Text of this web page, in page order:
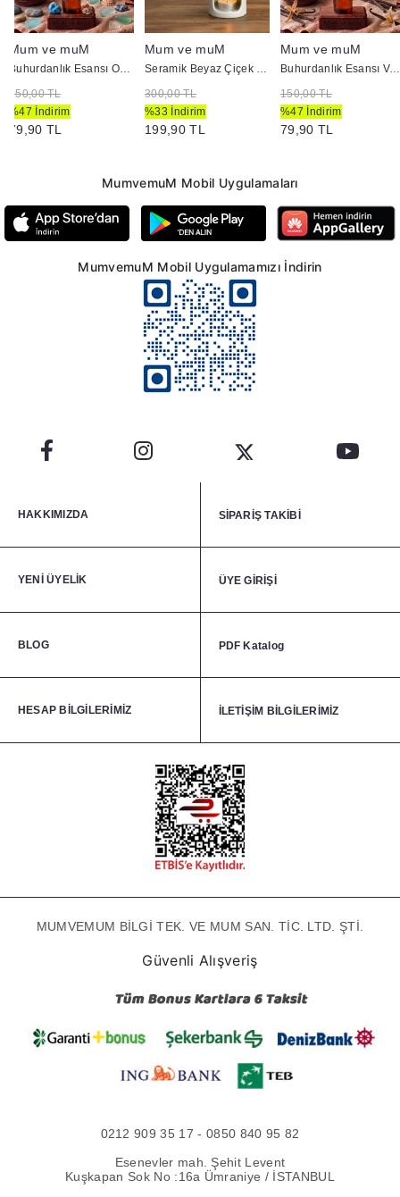
Mum ve muM
Buhurdanlık Esansı Okyanus 10 cc
150,00 TL
%47 İndirim
79,90 TL
Mum ve muM
Seramik Beyaz Çiçek Model Buhurdanlık
300,00 TL
%33 İndirim
199,90 TL
Mum ve muM
Buhurdanlık Esansı Vanilya 10 cc
150,00 TL
%47 İndirim
79,90 TL
MumvemuM Mobil Uygulamaları
MumvemuM Mobil Uygulamamızı İndirin
HAKKIMIZDA SİPARİŞ TAKİBİ
YENİ ÜYELİK ÜYE GİRİŞİ
BLOG PDF Katalog
HESAP BİLGİLERİMİZ İLETİŞİM BİLGİLERİMİZ
MUMVEMUM BİLGİ TEK. VE MUM SAN. TİC. LTD. ŞTİ.
Güvenli Alışveriş
0212 909 35 17 - 0850 840 95 82
Esenevler mah. Şehit Levent
Kuşkapan Sok No :16a Ümraniye / İSTANBUL